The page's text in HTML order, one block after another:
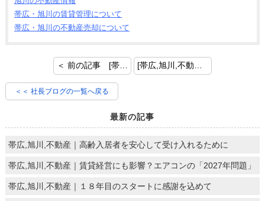
帯広・旭川の賃貸管理について
帯広・旭川の不動産売却について
＜ 前の記事 [帯広,旭川,不動産｜浅田真央サンクスツアー]
＜＜ 社長ブログの一覧へ戻る
最新の記事
帯広,旭川,不動産｜高齢入居者を安心して受け入れるために
帯広,旭川,不動産｜賃貸経営にも影響？エアコンの「2027年問題」
帯広,旭川,不動産｜１８年目のスタートに感謝を込めて